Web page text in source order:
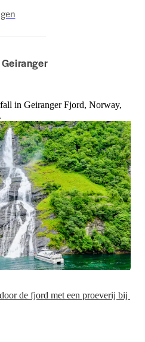
in Geiranger Fjord, Norway,
de fjord met een proeverij bij